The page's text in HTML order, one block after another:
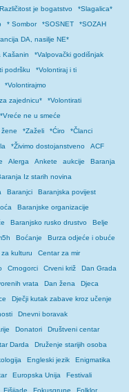
je bogatstvo
*Slagalica*
* Sombor *SOSNET
*SOZAH
DA, nasilje NE*
Kašanin
*Valpovački godišnjak
podršku
*Volontiraj i ti
*Volontirajmo
zajednicu*
*Volontirati
*Vreće ne u smeće
žene
*Zaželi *Ćiro
*Članci
*Živimo dostojanstveno
ACF
Alerga Ankete aukcije
Baranja
Iz starih novina
Baranjci
Baranjska povijest
Baranjske organizacije
Baranjsko rusko drustvo
Belje
Boćanje
Burza odjeće i obuće
kulturu
Centar za mir
Crnogorci Crveni križ
Dan Grada
vrata Dan žena
Djeca
Dječji kutak zabave kroz učenje
Dnevni boravak
Donatori
Društveni centar
Darda
Druženje starijih osoba
Engleski jezik
Enigmatika
Europska Unija
Festivali
Fišijade Fokusgrupe Folklor